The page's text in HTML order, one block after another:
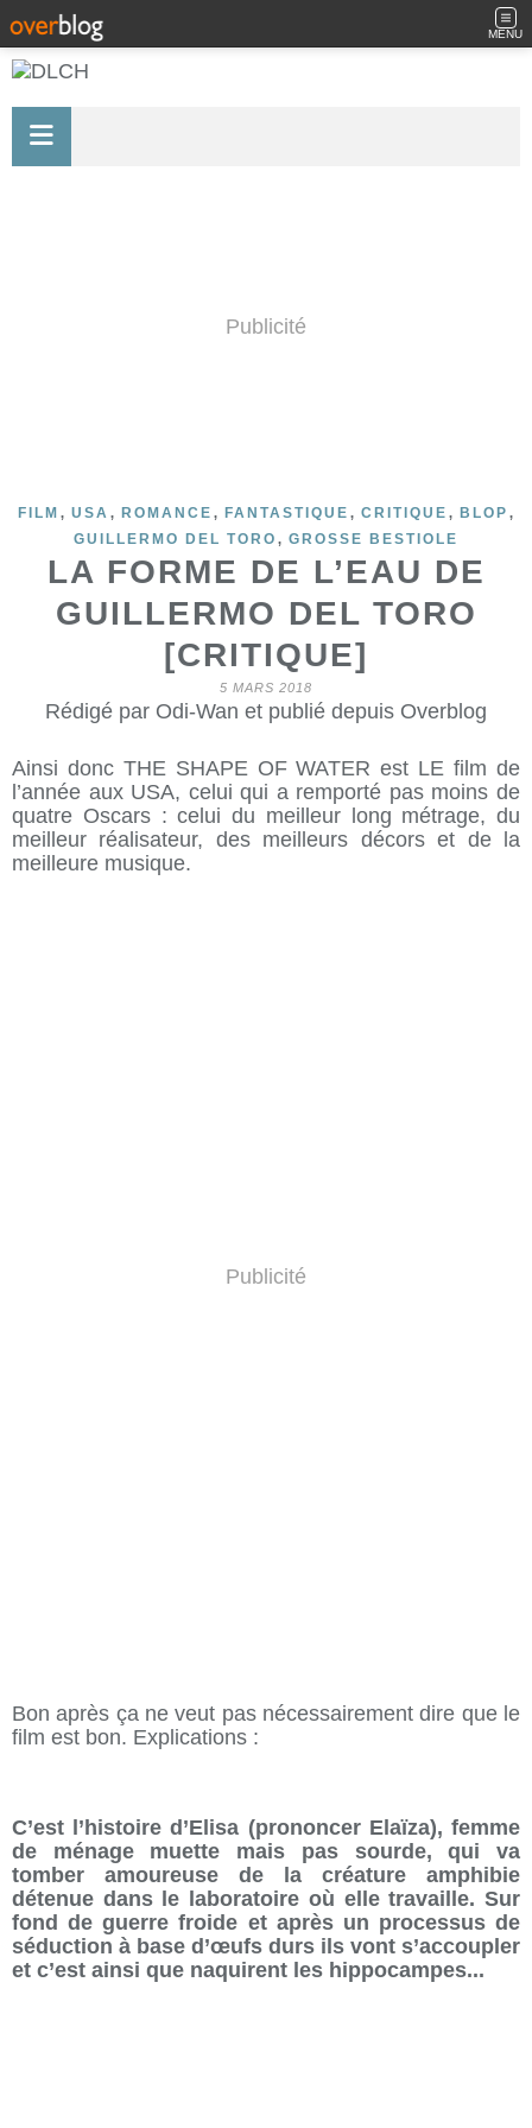
MENU
Publicité
FILM , USA , ROMANCE , FANTASTIQUE , CRITIQUE , BLOP ,
GUILLERMO DEL TORO , GROSSE BESTIOLE
LA FORME DE L’EAU DE
GUILLERMO DEL TORO
[CRITIQUE]
5 MARS 2018
Rédigé par Odi-Wan et publié depuis Overblog
Ainsi donc THE SHAPE OF WATER est LE film de
l’année aux USA, celui qui a remporté pas moins de
quatre Oscars : celui du meilleur long métrage, du
meilleur réalisateur, des meilleurs décors et de la
meilleure musique.
Publicité
Bon après ça ne veut pas nécessairement dire que le
film est bon. Explications :
C’est l’histoire d’Elisa (prononcer Elaïza), femme
de ménage muette mais pas sourde, qui va
tomber amoureuse de la créature amphibie
détenue dans le laboratoire où elle travaille. Sur
fond de guerre froide et après un processus de
séduction à base d’œufs durs ils vont s’accoupler
et c’est ainsi que naquirent les hippocampes...